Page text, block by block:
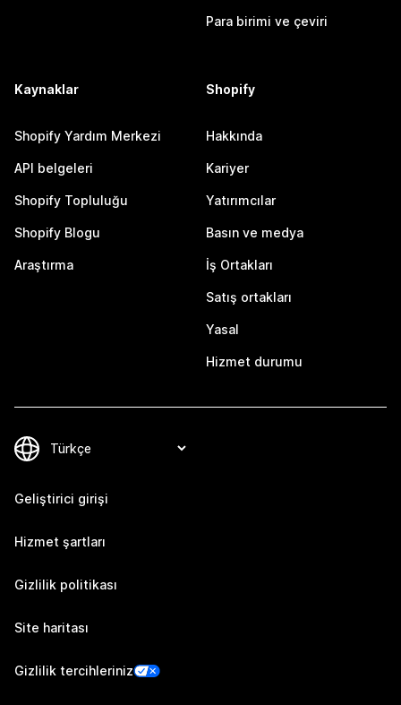
Para birimi ve çeviri
Kaynaklar
Shopify Yardım Merkezi
API belgeleri
Shopify Topluluğu
Shopify Blogu
Araştırma
Shopify
Hakkında
Kariyer
Yatırımcılar
Basın ve medya
İş Ortakları
Satış ortakları
Yasal
Hizmet durumu
Geliştirici girişi
Hizmet şartları
Gizlilik politikası
Site haritası
Gizlilik tercihleriniz